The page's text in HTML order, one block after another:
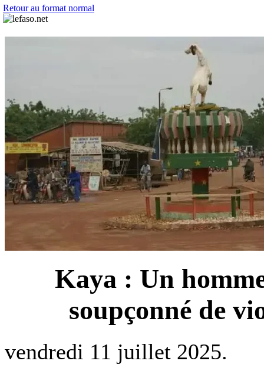
Retour au format normal
Kaya : Un
soupçonné de
vendredi 11 juillet 2025.